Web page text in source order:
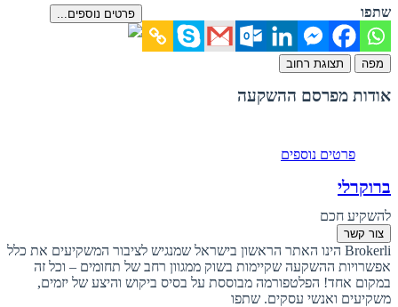
שתפו
פרטים נוספים...
מפה תצוגת רחוב
אודות מפרסם ההשקעה
פרטים נוספים
ברוקרלי
להשקיע חכם
צור קשר
Brokerli הינו האתר הראשון בישראל שמנגיש לציבור המשקיעים את כלל
אפשרויות ההשקעה שקיימות בשוק ממגוון רחב של תחומים – וכל זה
במקום אחד! הפלטפורמה מבוססת על בסיס ביקוש והיצע של יזמים,
משקיעים ואנשי עסקים. שתפו